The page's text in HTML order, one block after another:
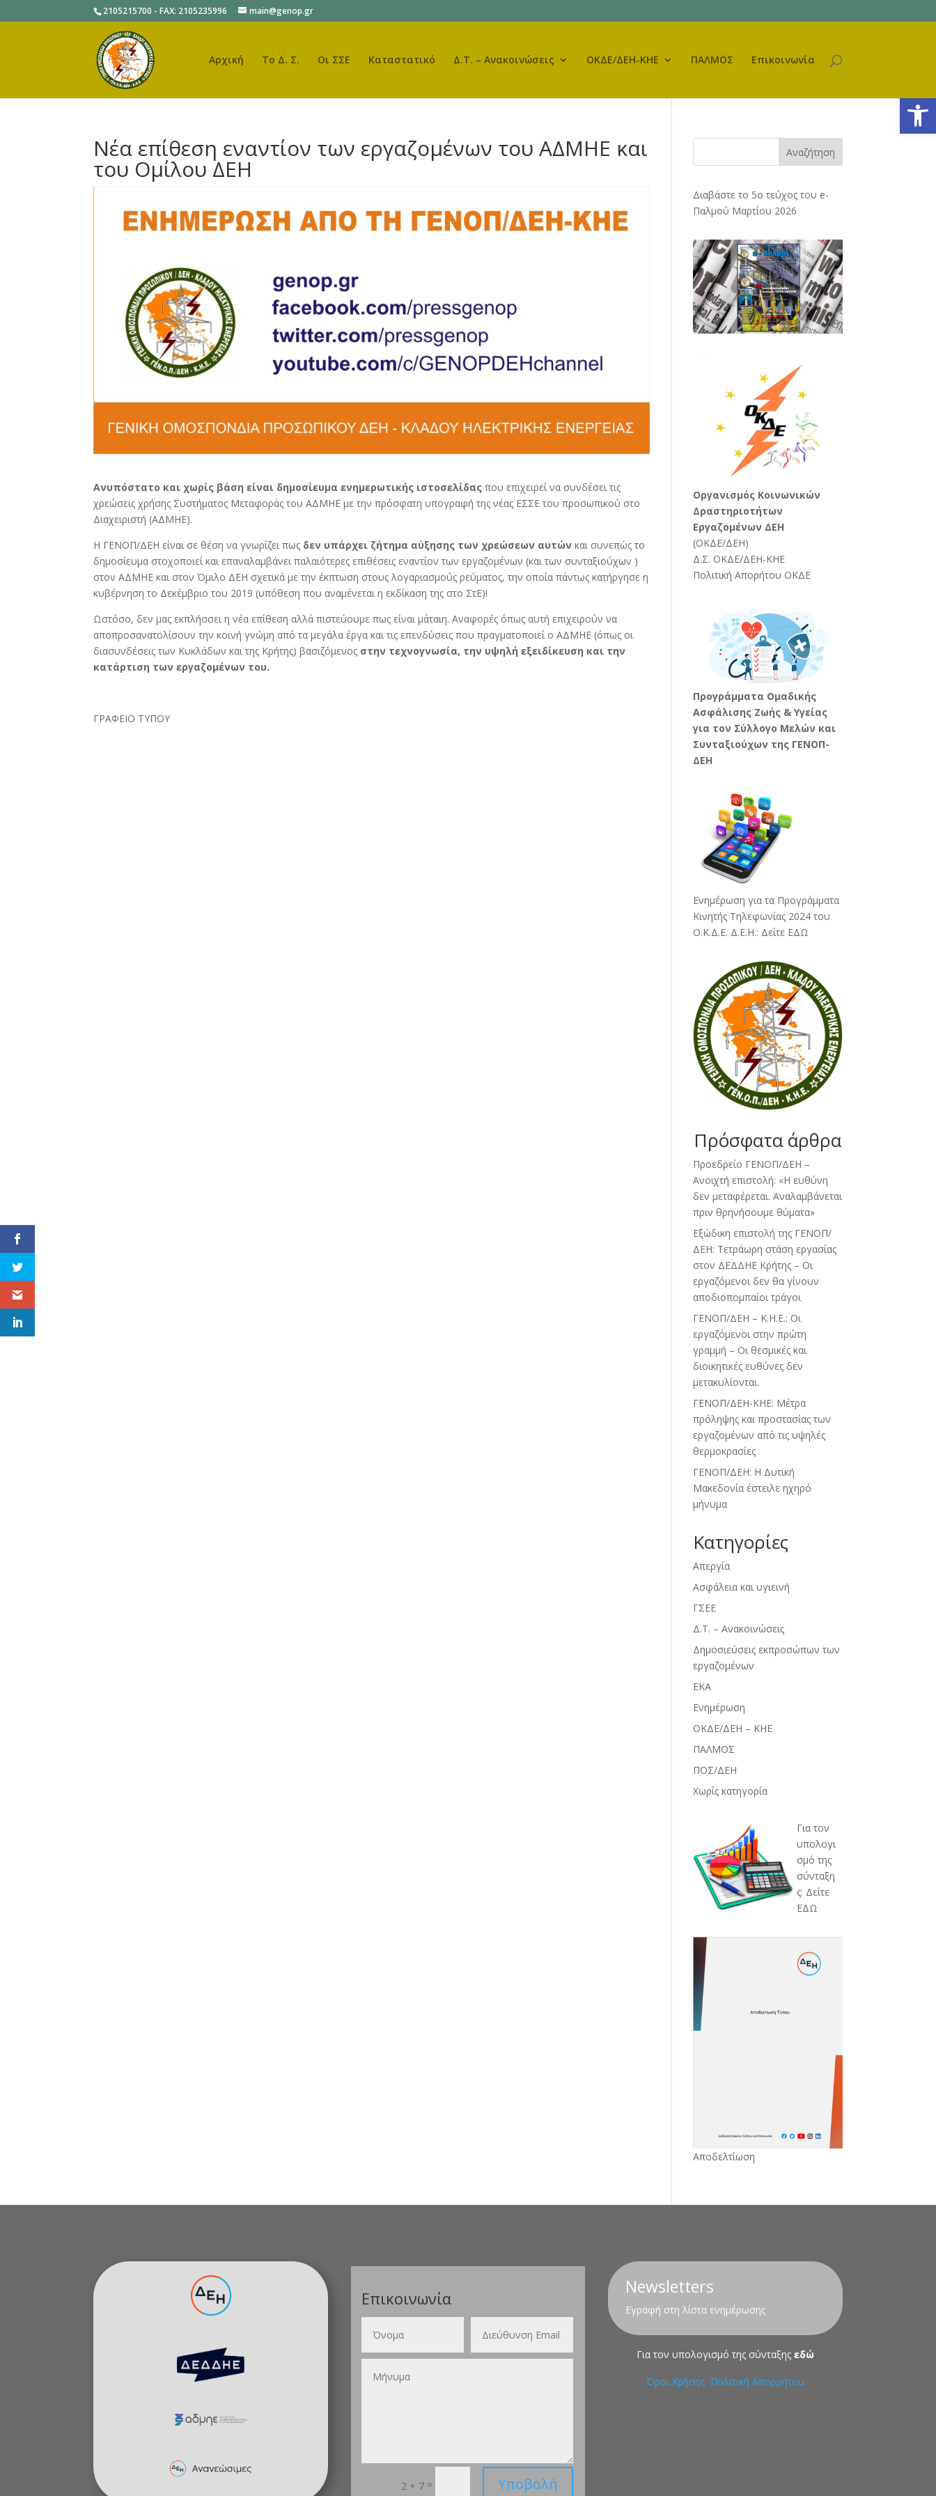
2105215700 - FAX: 2105235996 main@genop.gr
Αρχική Το Δ. Σ. Οι ΣΣΕ Καταστατικό Δ.Τ. – Ανακοινώσεις ΟΚΔΕ/ΔΕΗ-ΚΗΕ ΠΑΛΜΟΣ Επικοινωνία
Νέα επίθεση εναντίον των εργαζομένων του ΑΔΜΗΕ και
του Ομίλου ΔΕΗ
Ανυπόστατο και χωρίς βάση είναι δημοσίευμα ενημερωτικής ιστοσελίδας που επιχειρεί να συνδέσει τις
χρεώσεις χρήσης Συστήματος Μεταφοράς του ΑΔΜΗΕ με την πρόσφατη υπογραφή της νέας ΕΣΣΕ του προσωπικού στο
Διαχειριστή (ΑΔΜΗΕ).
Η ΓΕΝΟΠ/ΔΕΗ είναι σε θέση να γνωρίζει πως δεν υπάρχει ζήτημα αύξησης των χρεώσεων αυτών και συνεπώς το
δημοσίευμα στοχοποιεί και επαναλαμβάνει παλαιότερες επιθέσεις εναντίον των εργαζομένων (και των συνταξιούχων )
στον ΑΔΜΗΕ και στον Όμιλο ΔΕΗ σχετικά με την έκπτωση στους λογαριασμούς ρεύματος, την οποία πάντως κατήργησε η
κυβέρνηση το Δεκέμβριο του 2019 (υπόθεση που αναμένεται η εκδίκαση της στο ΣτΕ)!
Ωστόσο, δεν μας εκπλήσσει η νέα επίθεση αλλά πιστεύουμε πως είναι μάταιη. Αναφορές όπως αυτή επιχειρούν να
αποπροσανατολίσουν την κοινή γνώμη από τα μεγάλα έργα και τις επενδύσεις που πραγματοποιεί ο ΑΔΜΗΕ (όπως οι
διασυνδέσεις των Κυκλάδων και της Κρήτης) βασιζόμενος στην τεχνογνωσία, την υψηλή εξειδίκευση και την
κατάρτιση των εργαζομένων του.
ΓΡΑΦΕΙΟ ΤΥΠΟΥ
Αναζήτηση
Διαβάστε το 5ο τεύχος του e-
Παλμού Μαρτίου 2026
Oργανισμός Κοινωνικών
Δραστηριοτήτων
Εργαζομένων ΔΕΗ
(ΟΚΔΕ/ΔΕΗ)
Δ.Σ. ΟΚΔΕ/ΔΕΗ-ΚΗΕ
Πολιτική Απορήτου ΟΚΔΕ
Προγράμματα Ομαδικής
Ασφάλισης Ζωής & Υγείας
για τον Σύλλογο Μελών και
Συνταξιούχων της ΓΕΝΟΠ-
ΔΕΗ
Ενημέρωση για τα Προγράμματα
Κινητής Τηλεφωνίας 2024 του
Ο.Κ.Δ.Ε. Δ.Ε.Η.: Δείτε ΕΔΩ
Πρόσφατα άρθρα
Προεδρείο ΓΕΝΟΠ/ΔΕΗ –
Ανοιχτή επιστολή: «Η ευθύνη
δεν μεταφέρεται. Αναλαμβάνεται
πριν θρηνήσουμε θύματα»
Εξώδικη επιστολή της ΓΕΝΟΠ/
ΔΕΗ: Τετράωρη στάση εργασίας
στον ΔΕΔΔΗΕ Κρήτης – Οι
εργαζόμενοι δεν θα γίνουν
αποδιοπομπαίοι τράγοι
ΓΕΝΟΠ/ΔΕΗ – Κ.Η.Ε.: Οι
εργαζόμενοι στην πρώτη
γραμμή – Οι θεσμικές και
διοικητικές ευθύνες δεν
μετακυλίονται.
ΓΕΝΟΠ/ΔΕΗ-ΚΗΕ: Μέτρα
πρόληψης και προστασίας των
εργαζομένων από τις υψηλές
θερμοκρασίες
ΓΕΝΟΠ/ΔΕΗ: Η Δυτική
Μακεδονία έστειλε ηχηρό
μήνυμα
Kατηγορίες
Απεργία
Ασφάλεια και υγιεινή
ΓΣΕΕ
Δ.Τ. – Ανακοινώσεις
Δημοσιεύσεις εκπροσώπων των
εργαζομένων
ΕΚΑ
Ενημέρωση
ΟΚΔΕ/ΔΕΗ – ΚΗΕ
ΠΑΛΜΟΣ
ΠΟΣ/ΔΕΗ
Χωρίς κατηγορία
Για τον
υπολογι
σμό της
σύνταξη
ς: Δείτε
ΕΔΩ
Αποδελτίωση
Επικοινωνία
2 + 7 = Υποβολή
Newsletters
Εγραφή στη λίστα ενημέρωσης
Για τον υπολογισμό της σύνταξης εδώ
Όροι Χρήσης Πολιτική Απορρήτου